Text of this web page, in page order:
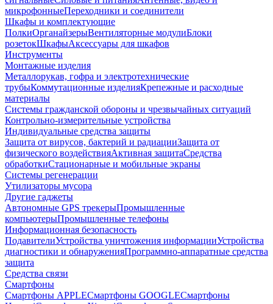
микрофонныеПереходники и соединители
Шкафы и комплектующие
ПолкиОрганайзерыВентиляторные модулиБлоки
розетокШкафыАксессуары для шкафов
Инструменты
Монтажные изделия
Металлорукав, гофра и электротехнические
трубыКоммутационные изделияКрепежные и расходные
материалы
Системы гражданской обороны и чрезвычайных ситуаций
Контрольно-измерительные устройства
Индивидуальные средства защиты
Защита от вирусов, бактерий и радиацииЗащита от
физического воздействияАктивная защитаСредства
обработкиСтационарные и мобильные экраны
Системы регенерации
Утилизаторы мусора
Другие гаджеты
Автономные GPS трекерыПромышленные
компьютерыПромышленные телефоны
Информационная безопасность
ПодавителиУстройства уничтожения информацииУстройства
диагностики и обнаруженияПрограммно-аппаратные средства
защита
Средства связи
Смартфоны
Смартфоны APPLEСмартфоны GOOGLEСмартфоны